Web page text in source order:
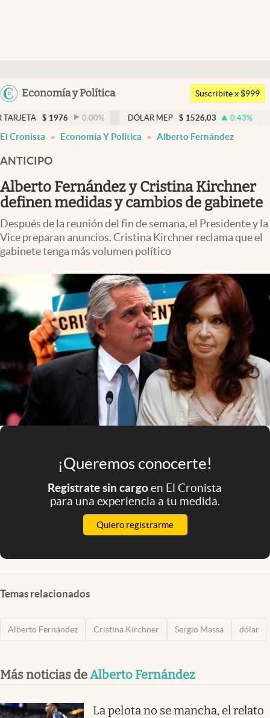
Argentina
Uruguay
Economía y Política
Members
Economía y Política
Finanzas y Mercados
Mercados Online
Negocios
Columnistas
Apertura
Infotechnology
Mundial 2026
Eventos Corporativos
El Cronista Studio
Mediakit
Suscribite x $999
1976 0.00% DÓLAR MEP $ 1526,03 0.43% DÓLAR
El Cronista Economía Y Política Alberto Fernández
ANTICIPO
Alberto Fernández y Cristina Kirchner
definen medidas y cambios de gabinete
Después de la reunión del fin de semana, el Presidente y la
Vice preparan anuncios. Cristina Kirchner reclama que el
gabinete tenga más volumen político
¡Queremos conocerte!
Registrate sin cargoen El Cronista
para una experiencia a tu medida.
Quiero registrarme
Temas relacionados
Alberto Fernández Cristina Kirchner Sergio Massa dólar
Más noticias deAlberto Fernández
La pelota no se mancha, el relato